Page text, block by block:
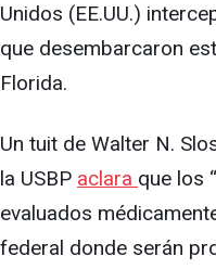
Unidos (EE.UU.)
que desembarcaron
Florida.
Un tuit de Walter N.
la USBP aclara que los
evaluados
federal donde serán